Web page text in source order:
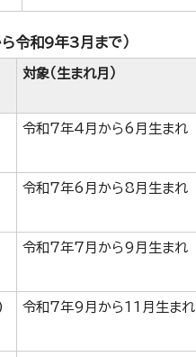
令和9年3月まで）
対象（生まれ月）
令和7年4月から6月生まれ
令和7年6月から8月生まれ
令和7年7月から9月生まれ
令和7年9月から11月生まれ